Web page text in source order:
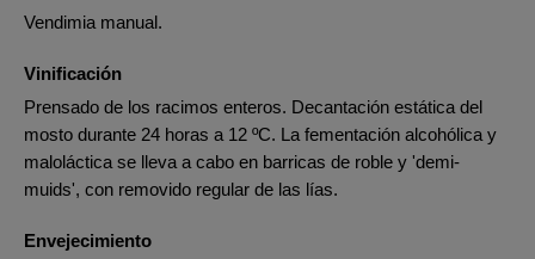
Vendimia manual.
Vinificación
Prensado de los racimos enteros. Decantación estática del
mosto durante 24 horas a 12 ºC. La fementación alcohólica y
maloláctica se lleva a cabo en barricas de roble y 'demi-
muids', con removido regular de las lías.
Envejecimiento